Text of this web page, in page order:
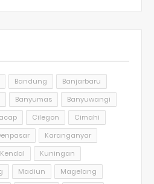
Bandung
Banjarbaru
Banyumas
Banyuwangi
Cilegon
Cimahi
Karanganyar
Kendal
Kuningan
Madiun
Magelang